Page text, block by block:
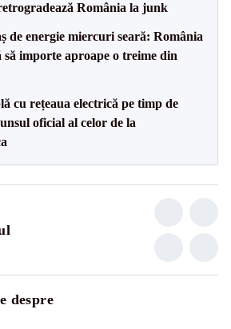
România la junk
de energie miercuri seară: România
să importe aproape o treime din
cu rețeaua electrică pe timp de
oficial al celor de la
despre